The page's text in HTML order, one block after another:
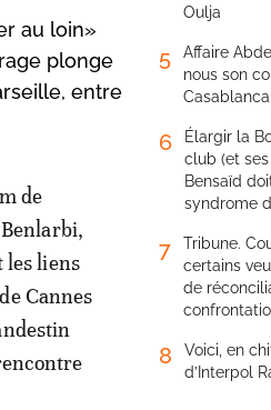
au loin»
plonge
entre
de
les liens
Cannes
Oulja
5
Affaire
nous son
Casablanca
6
Élargir la
club (et
Bensaïd
syndrome
7
Tribune.
certains
de
8
Voici, en
d’Interpol